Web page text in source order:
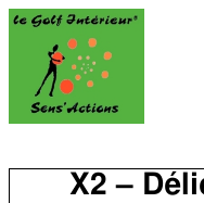
X2 –